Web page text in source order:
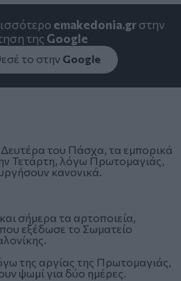
emakedonia.grστην
της Google
το στην Google
Δευτέρα του Πάσχα, τα εμπορικά
Τετάρτη, λόγω Πρωτομαγιάς,
κανονικά.
σήμερα τα αρτοποιεία,
εξέδωσε το Σωματείο
της αργίας της Πρωτομαγιάς,
ψωμί για δύο ημέρες.